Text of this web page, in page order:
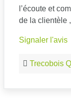
l’écoute et
de la clientèle
Signaler l'avis
Trecobois